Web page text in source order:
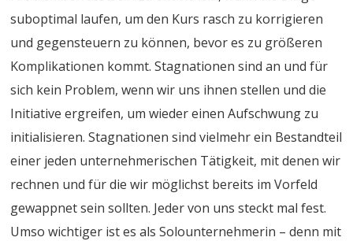
suboptimal laufen, um den Kurs rasch zu korrigieren
und gegensteuern zu können, bevor es zu größeren
Komplikationen kommt. Stagnationen sind an und für
sich kein Problem, wenn wir uns ihnen stellen und die
Initiative ergreifen, um wieder einen Aufschwung zu
initialisieren. Stagnationen sind vielmehr ein Bestandteil
einer jeden unternehmerischen Tätigkeit, mit denen wir
rechnen und für die wir möglichst bereits im Vorfeld
gewappnet sein sollten. Jeder von uns steckt mal fest.
Umso wichtiger ist es als Solounternehmerin – denn mit